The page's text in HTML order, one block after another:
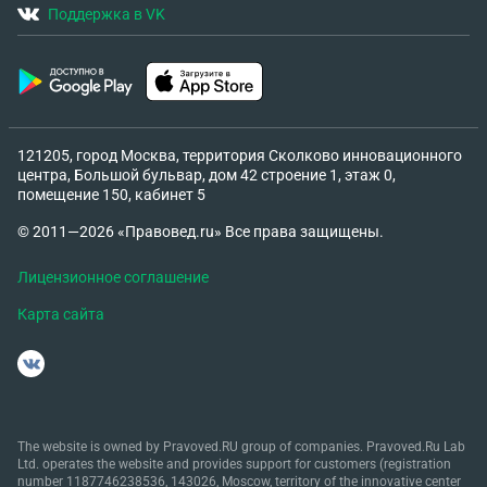
Поддержка в VK
121205, город Москва, территория Сколково инновационного
центра, Большой бульвар, дом 42 строение 1, этаж 0,
помещение 150, кабинет 5
© 2011—2026 «Правовед.ru» Все права защищены.
Лицензионное соглашение
Карта сайта
The website is owned by Pravoved.RU group of companies. Pravoved.Ru Lab
Ltd. operates the website and provides support for customers (registration
number 1187746238536, 143026, Moscow, territory of the innovative center